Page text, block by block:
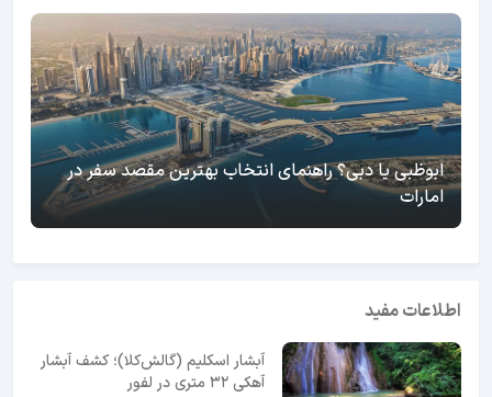
ابوظبی یا دبی؟ راهنمای انتخاب بهترین مقصد سفر در
امارات
اطلاعات مفید
آبشار اسکلیم (گالش‌کلا)؛ کشف آبشار
آهکی ۳۲ متری در لفور